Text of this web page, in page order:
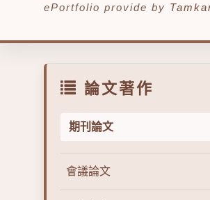
ePortfolio provide by
論文著作
期刊論文
會議論文